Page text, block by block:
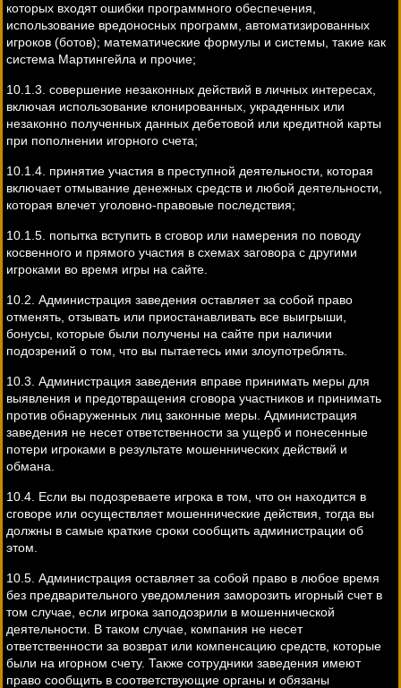
которых входят ошибки программного обеспечения,
использование вредоносных программ, автоматизированных
игроков (ботов); математические формулы и системы, такие как
система Мартингейла и прочие;
10.1.3. совершение незаконных действий в личных интересах,
включая использование клонированных, украденных или
незаконно полученных данных дебетовой или кредитной карты
при пополнении игорного счета;
10.1.4. принятие участия в преступной деятельности, которая
включает отмывание денежных средств и любой деятельности,
которая влечет уголовно-правовые последствия;
10.1.5. попытка вступить в сговор или намерения по поводу
косвенного и прямого участия в схемах заговора с другими
игроками во время игры на сайте.
10.2. Администрация заведения оставляет за собой право
отменять, отзывать или приостанавливать все выигрыши,
бонусы, которые были получены на сайте при наличии
подозрений о том, что вы пытаетесь ими злоупотреблять.
10.3. Администрация заведения вправе принимать меры для
выявления и предотвращения сговора участников и принимать
против обнаруженных лиц законные меры. Администрация
заведения не несет ответственности за ущерб и понесенные
потери игроками в результате мошеннических действий и
обмана.
10.4. Если вы подозреваете игрока в том, что он находится в
сговоре или осуществляет мошеннические действия, тогда вы
должны в самые краткие сроки сообщить администрации об
этом.
10.5. Администрация оставляет за собой право в любое время
без предварительного уведомления заморозить игорный счет в
том случае, если игрока заподозрили в мошеннической
деятельности. В таком случае, компания не несет
ответственности за возврат или компенсацию средств, которые
были на игорном счету. Также сотрудники заведения имеют
право сообщить в соответствующие органы и обязаны